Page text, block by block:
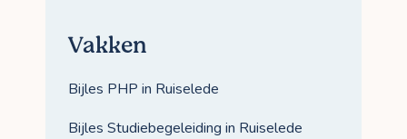
Vakken
Bijles PHP in Ruiselede
Bijles Studiebegeleiding in Ruiselede